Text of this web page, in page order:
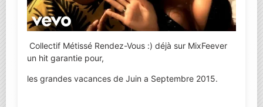
Collectif Métissé Rendez-Vous :) déjà sur MixFeever
un hit garantie pour,
les grandes vacances de Juin a Septembre 2015.